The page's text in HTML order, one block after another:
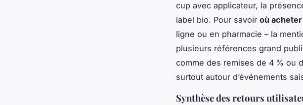
cup avec applicateur, la
label bio. Pour savoir où
ligne ou en pharmacie – la
plusieurs références grand
comme des remises de 4 % ou
surtout autour d’événements
Synthèse des retours